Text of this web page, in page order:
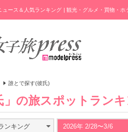
ュース＆人気ランキング | 観光・グルメ・買物・ホ
誰とで探す(彼氏)
」の旅スポットラン
ンキング 2026年 2/28〜3/6